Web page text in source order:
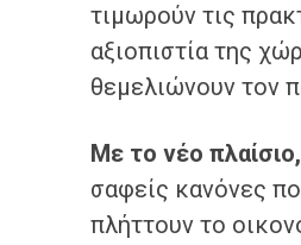
τιμωρούν τις
αξιοπιστία της
θεμελιώνουν τον
Με το νέο
σαφείς κανόνες
πλήττουν το